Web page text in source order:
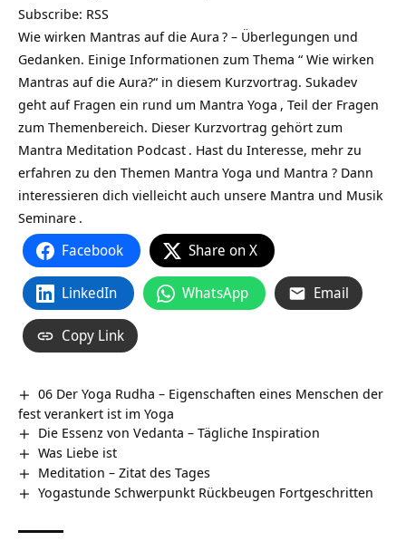
Subscribe: RSS
Wie wirken Mantras auf die Aura ? – Überlegungen und
Gedanken. Einige Informationen zum Thema “ Wie wirken
Mantras auf die Aura?“ in diesem Kurzvortrag. Sukadev
geht auf Fragen ein rund um Mantra Yoga , Teil der Fragen
zum Themenbereich. Dieser Kurzvortrag gehört zum
Mantra Meditation Podcast . Hast du Interesse, mehr zu
erfahren zu den Themen Mantra Yoga und Mantra ? Dann
interessieren dich vielleicht auch unsere Mantra und Musik
Seminare .
Facebook Share on X
LinkedIn WhatsApp Email
Copy Link
06 Der Yoga Rudha – Eigenschaften eines Menschen der
fest verankert ist im Yoga
Die Essenz von Vedanta – Tägliche Inspiration
Was Liebe ist
Meditation – Zitat des Tages
Yogastunde Schwerpunkt Rückbeugen Fortgeschritten